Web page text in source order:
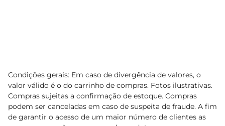
Condições gerais: Em caso de divergência de valores, o
valor válido é o do carrinho de compras. Fotos ilustrativas.
Compras sujeitas a confirmação de estoque. Compras
podem ser canceladas em caso de suspeita de fraude. A fim
de garantir o acesso de um maior número de clientes as